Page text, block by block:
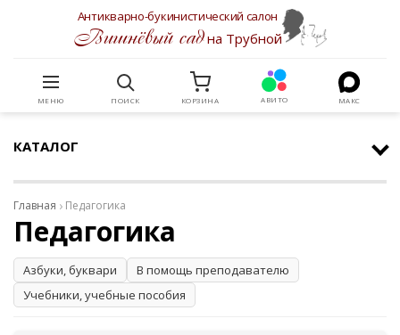
Антикварно-букинистический салон
Вишнёвый садна Трубной
МЕНЮ ПОИСК КОРЗИНА АВИТО МАКС
КАТАЛОГ
Главная Педагогика
Педагогика
Азбуки, буквари
В помощь преподавателю
Учебники, учебные пособия